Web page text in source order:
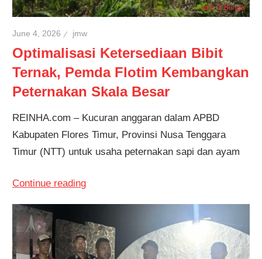
June 4, 2026 jmw
Optimalisasi Ketersediaan Bibit
Ternak, Pemda Flotim Kembangkan
Peternakan Skala Besar
REINHA.com – Kucuran anggaran dalam APBD
Kabupaten Flores Timur, Provinsi Nusa Tenggara
Timur (NTT) untuk usaha peternakan sapi dan ayam
Continue reading